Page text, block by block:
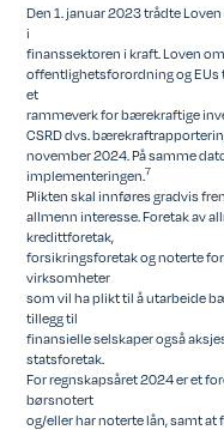
Den 1. januar 2023 trådte
i
finanssektoren i kraft. Loven
offentlighetsforordning og
et
rammeverk for bærekraftige
CSRD dvs.
november 2024. På samme
implementeringen.7
Plikten skal innføres gradvis
allmenn interesse. Foretak av
kredittforetak,
forsikringsforetak og noterte
virksomheter
som vil ha plikt til å utarbeide
tillegg til
finansielle selskaper også
statsforetak.
For regnskapsåret 2024 er et
børsnotert
og/eller har noterte lån, samt